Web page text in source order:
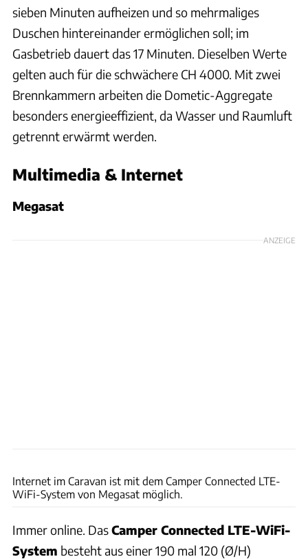
sieben Minuten aufheizen und so mehrmaliges
Duschen hintereinander ermöglichen soll; im
Gasbetrieb dauert das 17 Minuten. Dieselben Werte
gelten auch für die schwächere CH 4000. Mit zwei
Brennkammern arbeiten die Dometic-Aggregate
besonders energieeffizient, da Wasser und Raumluft
getrennt erwärmt werden.
Multimedia & Internet
Megasat
ANZEIGE
Internet im Caravan ist mit dem Camper Connected LTE-
WiFi-System von Megasat möglich.
Immer online. DasCamper Connected LTE-WiFi-
System besteht aus einer 190 mal 120 (Ø/H)